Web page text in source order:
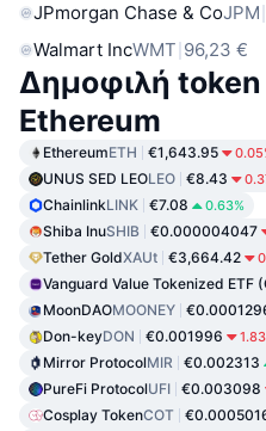
JPmorgan Chase & CoJPM
Walmart IncWMT 96,23 €
Δημοφιλή token
Ethereum
EthereumETH €1,643.95
UNUS SED LEOLEO €8.43
ChainlinkLINK €7.08 0.63%
Shiba InuSHIB €0.000004047
Tether GoldXAUt €3,664.42
Vanguard Value Tokenized ETF
MoonDAOMOONEY
Don-keyDON €0.001996
Mirror ProtocolMIR €0.002313
PureFi ProtocolUFI €0.003098
Cosplay TokenCOT